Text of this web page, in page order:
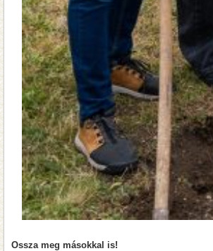
Ossza meg másokkal is!